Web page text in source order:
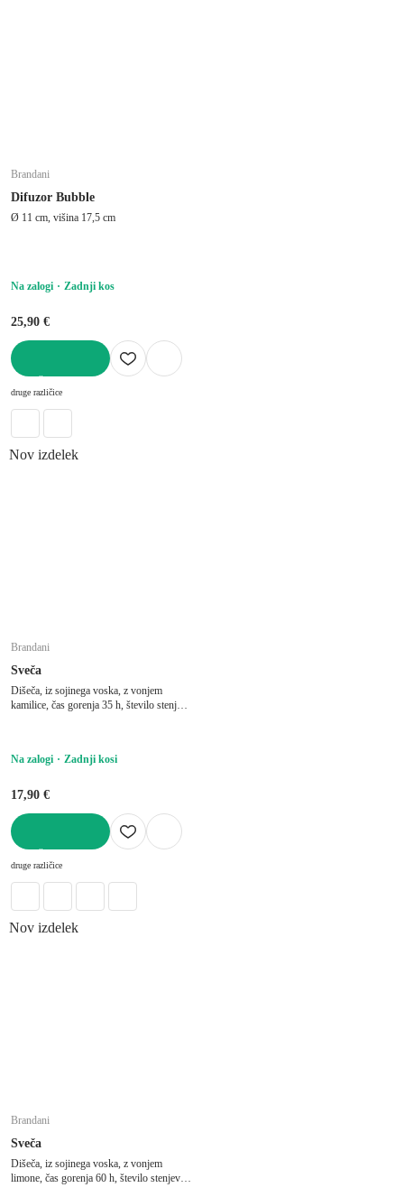
Brandani
Difuzor Bubble
Ø 11 cm, višina 17,5 cm
Na zalogi Zadnji kos
25,90 €
druge različice
Nov izdelek
Brandani
Sveča
Dišeča, iz sojinega voska, z vonjem
kamilice, čas gorenja 35 h, število stenjev
Na zalogi Zadnji kosi
17,90 €
druge različice
Nov izdelek
Brandani
Sveča
Dišeča, iz sojinega voska, z vonjem
limone, čas gorenja 60 h, število stenjev 3